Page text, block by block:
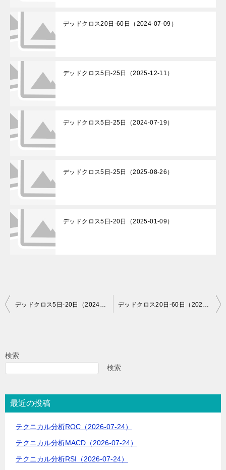
デッドクロス20日-60日（2024-07-09）
デッドクロス5日-25日（2025-12-11）
デッドクロス5日-25日（2024-07-19）
デッドクロス5日-25日（2025-08-26）
デッドクロス5日-20日（2025-01-09）
投
ビ
シ
ョ
デッドクロス5日-20日（2024-06-20） デッドクロス20日-60日（2024-06-20）
検索
検索
最近の投稿
テクニカル分析ROC（2026-07-24）
テクニカル分析MACD（2026-07-24）
テクニカル分析RSI（2026-07-24）